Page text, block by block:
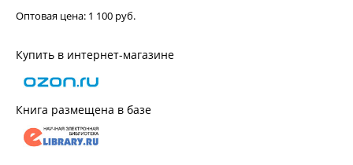
Оптовая цена: 1 100 руб.
Купить в интернет-магазине
Книга размещена в базе